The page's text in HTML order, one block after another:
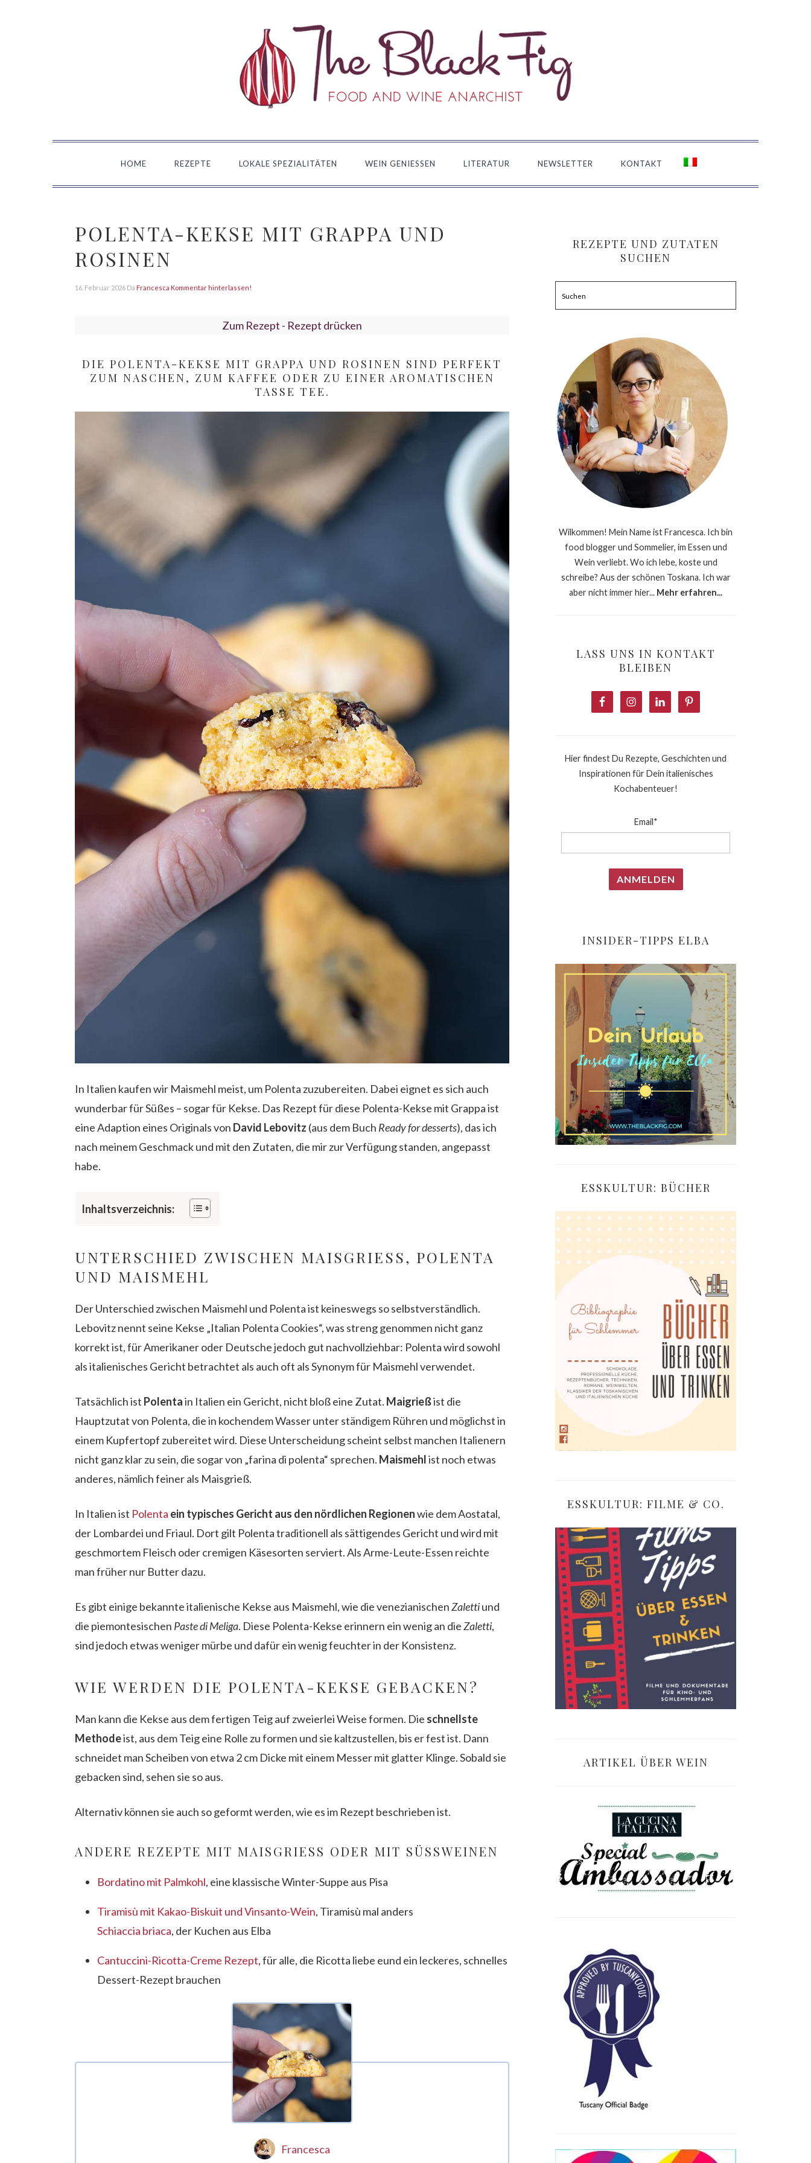
HOME REZEPTE LOKALE SPEZIALITÄTEN WEIN GENIESSEN LITERATUR NEWSLETTER KONTAKT
POLENTA-KEKSE MIT GRAPPA UND
ROSINEN
16. Februar 2026 Da Francesca Kommentar hinterlassen!
Zum Rezept - Rezept drücken
DIE POLENTA-KEKSE MIT GRAPPA UND ROSINEN SIND PERFEKT
ZUM NASCHEN, ZUM KAFFEE ODER ZU EINER AROMATISCHEN
TASSE TEE.
In Italien kaufen wir Maismehl meist, um Polenta zuzubereiten. Dabei eignet es sich auch
wunderbar für Süßes – sogar für Kekse. Das Rezept für diese Polenta-Kekse mit Grappa ist
eine Adaption eines Originals von David Lebovitz (aus dem Buch Ready for desserts), das ich
nach meinem Geschmack und mit den Zutaten, die mir zur Verfügung standen, angepasst
habe.
Inhaltsverzeichnis:
UNTERSCHIED ZWISCHEN MAISGRIESS, POLENTA U
ND MAISMEHL
Der Unterschied zwischen Maismehl und Polenta ist keineswegs so selbstverständlich.
Lebovitz nennt seine Kekse „Italian Polenta Cookies“, was streng genommen nicht ganz
korrekt ist, für Amerikaner oder Deutsche jedoch gut nachvollziehbar: Polenta wird sowohl
als italienisches Gericht betrachtet als auch oft als Synonym für Maismehl verwendet.
Tatsächlich ist Polentain Italien ein Gericht, nicht bloß eine Zutat. Maigrießist die
Hauptzutat von Polenta, die in kochendem Wasser unter ständigem Rühren und möglichst in
einem Kupfertopf zubereitet wird. Diese Unterscheidung scheint selbst manchen Italienern
nicht ganz klar zu sein, die sogar von „farina di polenta“ sprechen. Maismehlist noch etwas
anderes, nämlich feiner als Maisgrieß.
In Italien ist Polenta ein typisches Gericht aus den nördlichen Regionenwie dem Aostatal,
der Lombardei und Friaul. Dort gilt Polenta traditionell als sättigendes Gericht und wird mit
geschmortem Fleisch oder cremigen Käsesorten serviert. Als Arme-Leute-Essen reichte
man früher nur Butter dazu.
Es gibt einige bekannte italienische Kekse aus Maismehl, wie die venezianischenZalettiund
die piemontesischen Paste di Meliga. Diese Polenta-Kekse erinnern ein wenig an dieZaletti,
sind jedoch etwas weniger mürbe und dafür ein wenig feuchter in der Konsistenz.
WIE WERDEN DIE POLENTA-KEKSE GEBACKEN?
Man kann die Kekse aus dem fertigen Teig auf zweierlei Weise formen. Die schnellste
Methodeist, aus dem Teig eine Rolle zu formen und sie kaltzustellen, bis er fest ist. Dann
schneidet man Scheiben von etwa 2 cm Dicke mit einem Messer mit glatter Klinge. Sobald sie
gebacken sind, sehen sie so aus.
Alternativ können sie auch so geformt werden, wie es im Rezept beschrieben ist.
ANDERE REZEPTE MIT MAISGRIESS ODER MIT SÜSSWEINEN
Bordatino mit Palmkohl, eine klassische Winter-Suppe aus Pisa
Tiramisù mit Kakao-Biskuit und Vinsanto-Wein, Tiramisù mal anders
Schiaccia briaca, der Kuchen aus Elba
Cantuccini-Ricotta-Creme Rezept, für alle, die Ricotta liebe eund ein leckeres, schnelles
Dessert-Rezept brauchen
Francesca
REZEPTE UND ZUTATEN
SUCHEN
Suchen
Wilkommen! Mein Name ist Francesca. Ich bin
food blogger und Sommelier, im Essen und
Wein verliebt. Wo ich lebe, koste und
schreibe? Aus der schönen Toskana. Ich war
aber nicht immer hier... Mehr erfahren...
LASS UNS IN KONTAKT
BLEIBEN
Hier findest Du Rezepte, Geschichten und
Inspirationen für Dein italienisches
Kochabenteuer!
Email*
INSIDER-TIPPS ELBA
ESSKULTUR: BÜCHER
ESSKULTUR: FILME & CO.
ARTIKEL ÜBER WEIN